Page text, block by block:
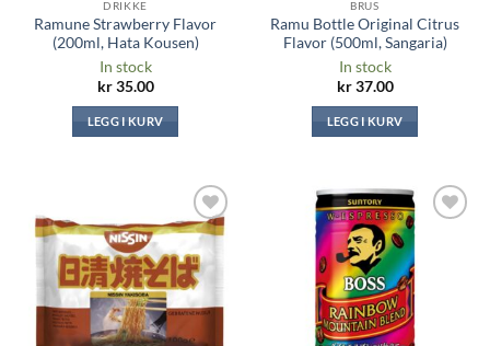
DRIKKE
Ramune Strawberry Flavor
(200ml, Hata Kousen)
In stock
kr35.00
LEGG I KURV
BRUS
Ramu Bottle Original Citrus
Flavor (500ml, Sangaria)
In stock
kr37.00
LEGG I KURV
Legg til i
ønskeliste
Legg til i
ønskeliste